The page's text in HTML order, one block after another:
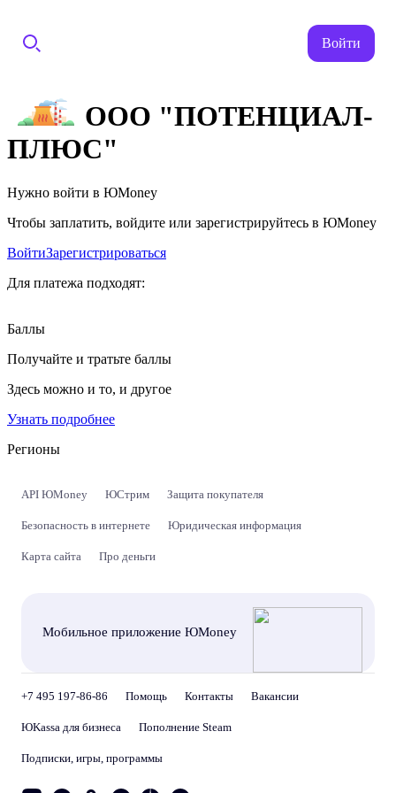
Войти
ООО "ПОТЕНЦИАЛ-
ПЛЮС"
Нужно войти в ЮMoney
Чтобы заплатить, войдите или зарегистрируйтесь в ЮMoney
ВойтиЗарегистрироваться
Для платежа подходят:
Баллы
Получайте и тратьте баллы
Здесь можно и то, и другое
Узнать подробнее
Регионы
API ЮMoney ЮСтрим Защита покупателя
Безопасность в интернете Юридическая информация
Карта сайта Про деньги
Мобильное приложение ЮMoney
+7 495 197-86-86 Помощь Контакты Вакансии
ЮKassa для бизнеса Пополнение Steam
Подписки, игры, программы